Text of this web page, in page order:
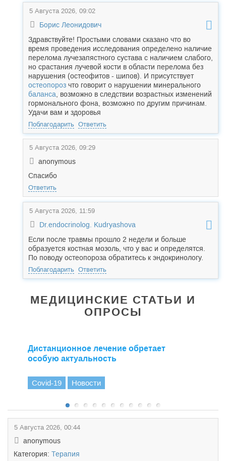
5 Августа 2026, 09:02
Борис Леонидович
Здравствуйте! Простыми словами сказано что во
время проведения исследования определено наличие
перелома лучезапястного сустава с наличием слабого,
но срастания лучевой кости в области перелома без
нарушения (остеофитов - шипов). И присутствует
остеопороз что говорит о нарушении минерального
баланса , возможно в следствии возрастных изменений
гормонального фона, возможно по другим причинам.
Удачи вам и здоровья
Поблагодарить Ответить
5 Августа 2026, 09:29
anonymous
Спасибо
Ответить
5 Августа 2026, 11:59
Dr.endocrinolog. Kudryashova
Если после травмы прошло 2 недели и больше
образуется костная мозоль, что у вас и определятся.
По поводу остеопороза обратитесь к эндокринологу.
Поблагодарить Ответить
МЕДИЦИНСКИЕ СТАТЬИ И
ОПРОСЫ
Дистанционное лечение обретает
особую актуальность
Covid-19 Новости
5 Августа 2026, 00:44
anonymous
Категория: Терапия